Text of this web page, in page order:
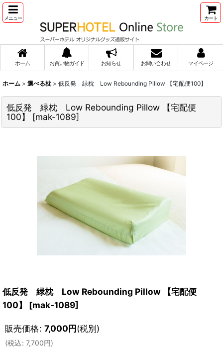
メニュー カート
ホーム お買い物ガイド お知らせ お問い合わせ マイページ
ホーム > 選べる枕 > 低反発 緑枕 Low Rebounding Pillow 【宅配便100】
低反発 緑枕 Low Rebounding Pillow 【宅配便
100】
[mak-1089]
低反発 緑枕 Low Rebounding Pillow 【宅配便
100】
[mak-1089]
販売価格: 7,000円(税別)
(税込: 7,700円)